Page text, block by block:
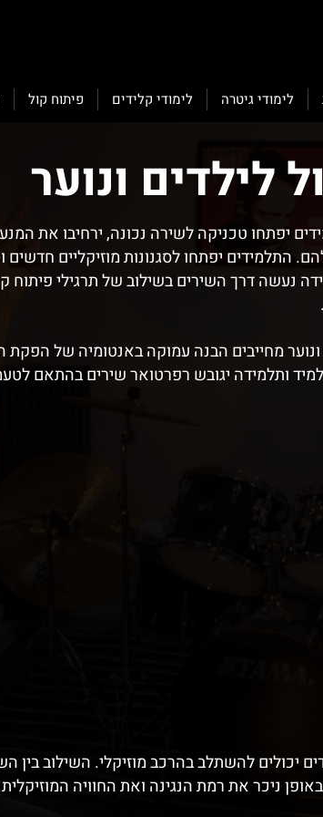
לימודי גיטרה לימודי קלידים פיתוח קול
לילדים ונוער
יפתחו טכניקה לשירה נכונה, ירחיבו את
התלמידים יפתחו לסגנונות מוזיקליים
נעשה דרך השירים בשילוב של תרגילי פיתוח
ונוער מחייבים הבנה עמוקה באנטומיה של
ותלמידה יגובש רפרטואר שירים בהתאם
יכולים להשתלב בהרכב מוזיקלי. השילוב
ניכר את רמת הנגינה ואת החוויה